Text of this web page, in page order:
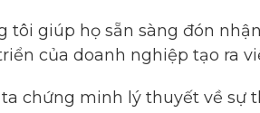
tôi giúp họ sẵn sàng đón
của doanh nghiệp tạo ra
chứng minh lý thuyết về sự